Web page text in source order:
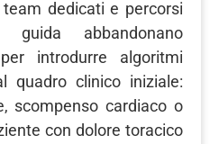
dedicati e percorsi
abbandonano
introdurre algoritmi
quadro clinico iniziale:
scompenso cardiaco o
con dolore toracico